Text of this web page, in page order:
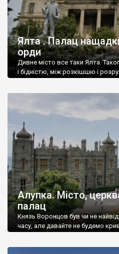
Ялта . Палац
орди
Дивне місто все таки Ялта.
і бідністю, між розкішшю і
Алупка. Місто,
палац
Князь Воронцов був чи не
часу, але давайте не будемо